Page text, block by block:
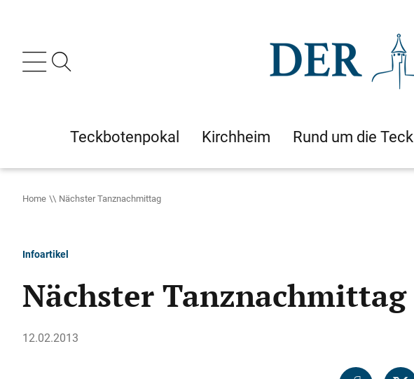
Teckbotenpokal Kirchheim Rund um die Teck
Home Nächster Tanznachmittag
Infoartikel
Nächster Tanznachmittag
12.02.2013